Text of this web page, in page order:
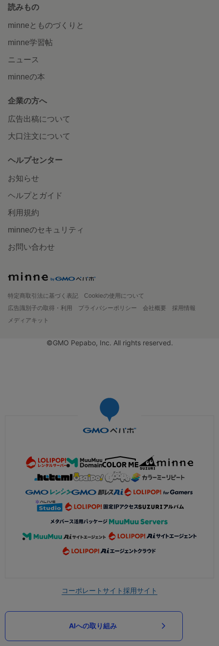
読みもの
minneとものづくりと
minne学習帖
ニュース
minneの本
企業の方へ
広告出稿について
大口注文について
ヘルプセンター
お知らせ
ヘルプとガイド
利用規約
minneのセキュリティ
お問い合わせ
特定商取引法に基づく表記
Cookieの使用について
広告識別子の取得・利用
プライバシーポリシー 会社概要
採用情報
メディアキット
©GMO Pepabo, Inc. All rights reserved.
コーポレートサイト採用サイト
AIへの取り組み